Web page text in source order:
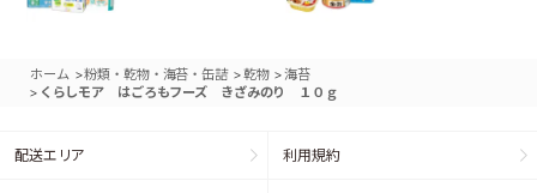
ホーム >粉類・乾物・海苔・缶詰 >乾物 >海苔
> くらしモア はごろもフーズ きざみのり １０ｇ
配送エリア 利用規約